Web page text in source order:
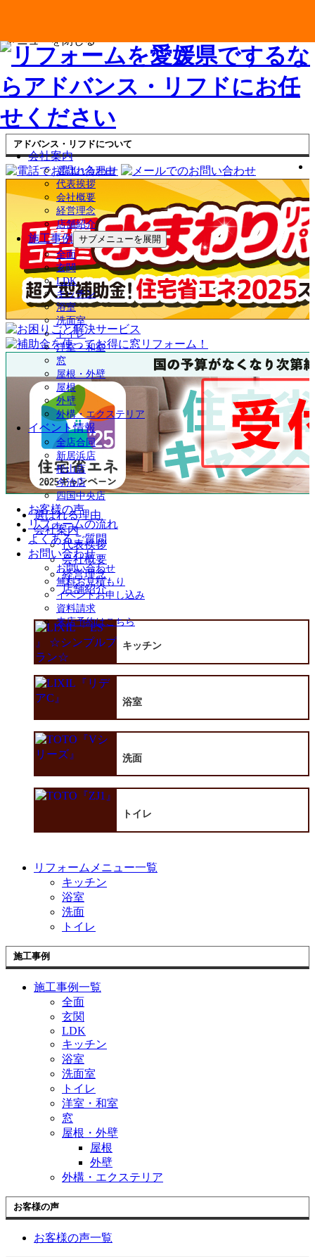
会社案内
選ばれる理由
代表挨拶
会社概要
経営理念
店舗紹介
施工事例 サブメニューを展開
全面
玄関
LDK
キッチン
浴室
洗面室
トイレ
洋室・和室
窓
屋根・外壁
屋根
外壁
外構・エクステリア
イベント情報
全店合同
新居浜店
松山店
今治店
四国中央店
お客様の声
リフォームの流れ
よくあるご質問
お問い合わせ
お問い合わせ
無料お見積もり
イベントお申し込み
資料請求
来店予約はこちら
メニューを閉じる
アドバンス・リフドについて
選ばれる理由
会社案内
代表挨拶
会社概要
経営理念
店舗紹介
キッチン
浴室
洗面
トイレ
リフォームメニュー一覧
キッチン
浴室
洗面
トイレ
施工事例
施工事例一覧
全面
玄関
LDK
キッチン
浴室
洗面室
トイレ
洋室・和室
窓
屋根・外壁
屋根
外壁
外構・エクステリア
お客様の声
お客様の声一覧